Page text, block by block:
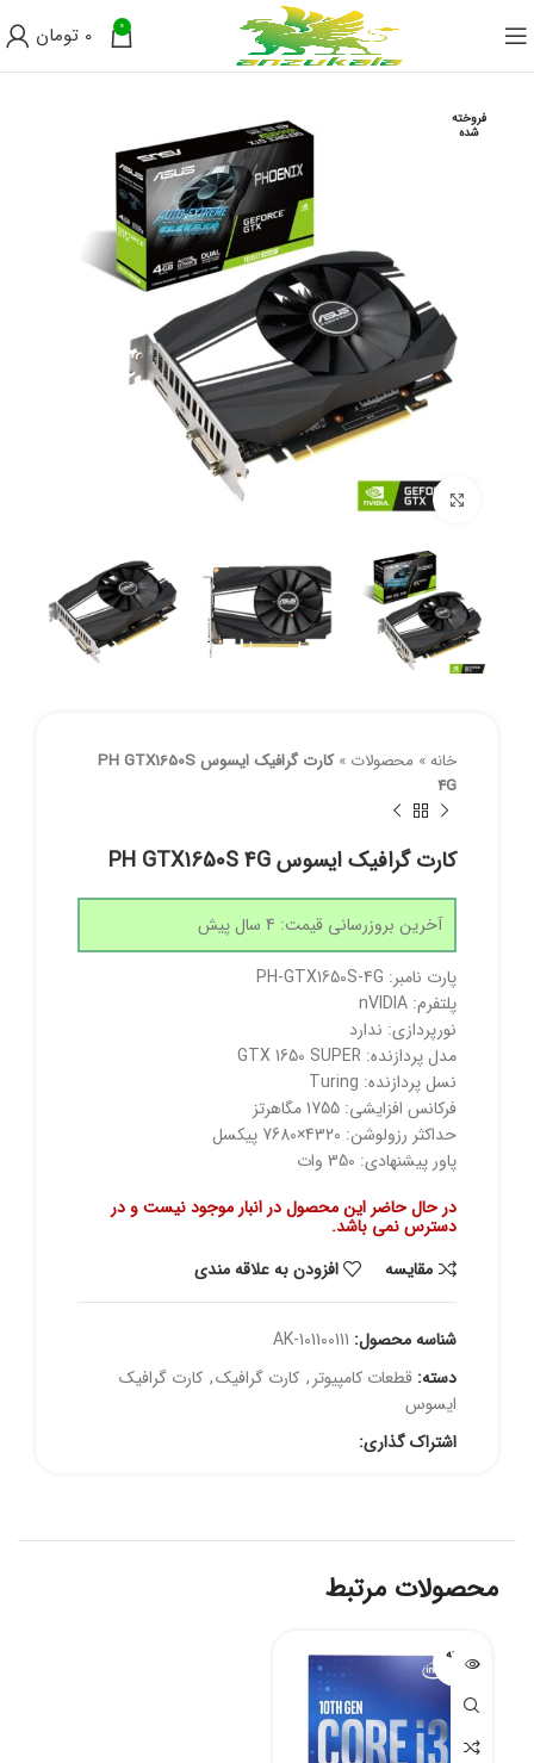
0
0 تومان
فروخته
شده
برای بزرگنمایی کلیک کنید
خانه» محصولات »
کارت گرافیک ایسوس PH GTX1650S
4G
کارت گرافیک ایسوس PH GTX1650S 4G
آخرین بروزرسانی قیمت: 4 سال پیش
پارت نامبر: PH-GTX1650S-4G
پلتفرم: nVIDIA
نورپردازی: ندارد
مدل پردازنده: GTX 1650 SUPER
نسل پردازنده: Turing
فرکانس افزایشی: 1755 مگاهرتز
حداکثر رزولوشن: 4320×7680 پیکسل
پاور پیشنهادی: 350 وات
در حال حاضر این محصول در انبار موجود نیست و در
دسترس نمی باشد.
مقايسه
افزودن به علاقه مندی
شناسه محصول: AK-101100111
دسته: قطعات کامپیوتر , کارت گرافیک, کارت گرافیک
ایسوس
اشتراک گذاری:
محصولات مرتبط
فروخته
شده